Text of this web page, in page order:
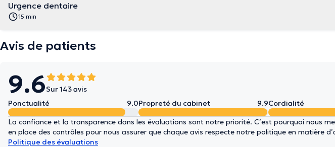
Urgence dentaire
15 min
Avis de patients
9.6Sur 143 avis
Ponctualité
9.0Propreté du cabinet 9.9Cordialité
La confiance et la transparence dans les évaluations sont notre priorité. C’est pourquoi nous
en place des contrôles pour nous assurer que chaque avis respecte notre politique en matière
Politique des évaluations